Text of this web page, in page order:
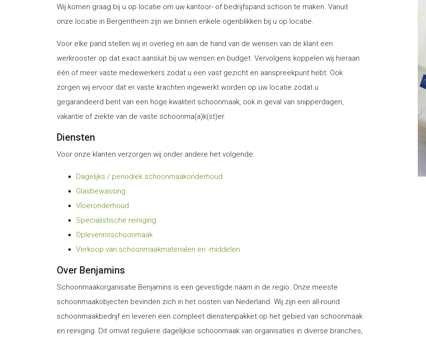
Wij komen graag bij u op locatie om uw kantoor- of bedrijfspand schoon te maken. Vanuit
onze locatie in Bergentheim zijn we binnen enkele ogenblikken bij u op locatie.
Voor elke pand stellen wij in overleg en aan de hand van de wensen van de klant een
werkrooster op dat exact aansluit bij uw wensen en budget. Vervolgens koppelen wij hieraan
één of meer vaste medewerkers zodat u een vast gezicht en aanspreekpunt hebt. Ook
zorgen wij ervoor dat er vaste krachten ingewerkt worden op uw locatie zodat u
gegarandeerd bent van een hoge kwaliteit schoonmaak, ook in geval van snipperdagen,
vakantie of ziekte van de vaste schoonma(a)k(st)er.
Diensten
Voor onze klanten verzorgen wij onder andere het volgende:
Dagelijks / periodiek schoonmaakonderhoud
Glasbewassing
Vloeronderhoud
Specialistische reiniging
Opleverinsschoonmaak
Verkoop van schoonmaakmaterialen en -middelen
Over Benjamins
Schoonmaakorganisatie Benjamins is een gevestigde naam in de regio. Onze meeste
schoonmaakobjecten bevinden zich in het oosten van Nederland. Wij zijn een all-round
schoonmaakbedrijf en leveren een compleet dienstenpakket op het gebied van schoonmaak
en reiniging. Dit omvat reguliere dagelijkse schoonmaak van organisaties in diverse branches,